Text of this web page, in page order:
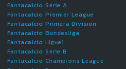
Fantacalcio Serie A
Fantacalcio Premier League
Fantacalcio Primera Division
Fantacalcio Bundesliga
Fantacalcio Ligue1
Fantacalcio Serie B
Fantacalcio Champions League